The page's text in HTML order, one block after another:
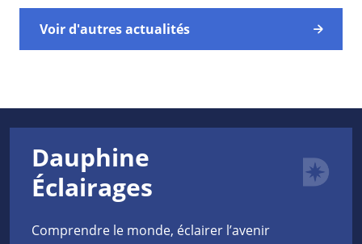
Voir d'autres actualités
Dauphine
Éclairages
Comprendre le monde, éclairer l’avenir